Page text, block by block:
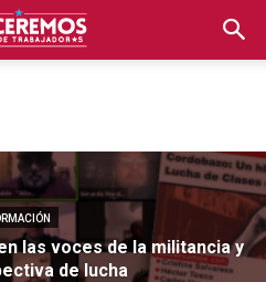
las voces de la militancia y
de lucha